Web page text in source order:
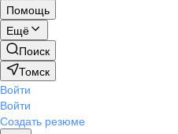
Помощь
Ещё
Поиск
Томск
Войти
Войти
Создать резюме